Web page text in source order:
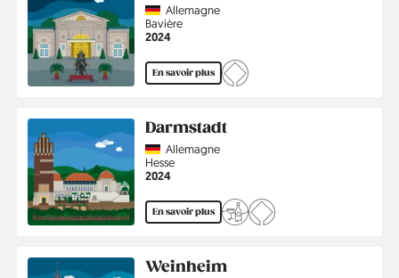
CountryAllemagne
Région
Bavière
Année
2024
En savoir plus
Darmstadt
CountryAllemagne
Région
Hesse
Année
2024
En savoir plus
Weinheim